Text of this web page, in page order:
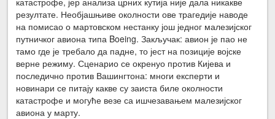
резултате. Необјашњиве околности ове трагедије наводе
на помисао о мартовском нестанку још једног малезијског
путничког авиона типа Boeing. Закључак: авион је пао не
тамо где је требало да падне, то јест на позиције војске
верне режиму. Сценарио се окренуо против Кијева и
последично против Вашингтона: многи експерти и
новинари се питају какве су заиста биле околности
катастрофе и могуће везе са ишчезавањем малезијског
авиона у марту.